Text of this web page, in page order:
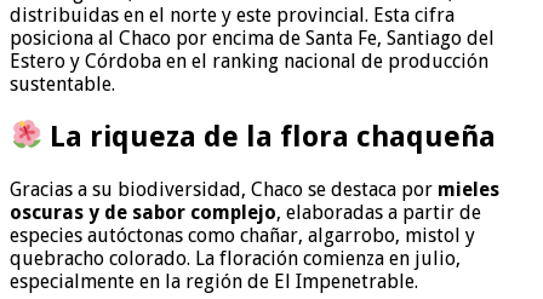
distribuidas en el norte y este provincial. Esta cifra
posiciona al Chaco por encima de Santa Fe, Santiago del
Estero y Córdoba en el ranking nacional de producción
sustentable.
La riqueza de la flora chaqueña
Gracias a su biodiversidad, Chaco se destaca por mieles
oscuras y de sabor complejo, elaboradas a partir de
especies autóctonas como chañar, algarrobo, mistol y
quebracho colorado. La floración comienza en julio,
especialmente en la región de El Impenetrable.